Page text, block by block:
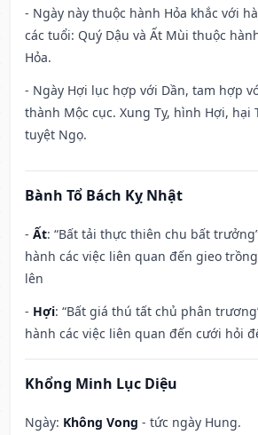
- Ngày này thuộc hành Hỏa khắc với
các tuổi: Quý Dậu và Ất Mùi thuộc
Hỏa.
- Ngày Hợi lục hợp với Dần, tam hợp
thành Mộc cục. Xung Tỵ, hình Hợi, hại
tuyệt Ngọ.
Bành Tổ Bách Kỵ Nhật
- Ất: “Bất tải thực thiên chu bất
hành các việc liên quan đến gieo
lên
- Hợi: “Bất giá thú tất chủ phân
hành các việc liên quan đến cưới hỏi
Khổng Minh Lục Diệu
Ngày: Không Vong - tức ngày Hung.